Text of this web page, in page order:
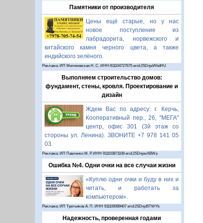
Памятники от производителя
Цены ещё старые, но у нас
новое поступление из
лабрадорита, норвежского и
китайского камня черного цвета, а также
индийского зелёного.
Реклама: ИП Миляновская Н. С. ИНН:911104727675 erid:2SDnjeWbdHU
Выполняем строительство домов:
фундамент, стены, кровля. Проектирование и
дизайн
Ждем Вас по адресу: г. Керчь,
Кооперативный пер., 26, "МЕГА"
центр, офис 301 (3й этаж со
стороны ул. Ленина). ЗВОНИТЕ +7 978 141 05
03.
Реклама: ИП Павленко М. Р. ИНН 911103871108 erid:2SDnjesXBWa
Ошибка №4. Одни очки на все случаи жизни
«Куплю одни очки и буду в них и
читать, и работать за
компьютером».
Реклама: ИП Третьяков А. П. ИНН 911100089407 erid:2SDnjd5TWYb
Надежность, проверенная годами